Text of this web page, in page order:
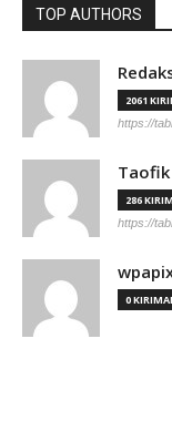
TOP AUTHORS
2061
https://
286
https://
0